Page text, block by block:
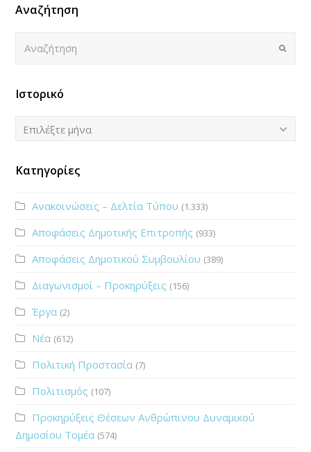
Αναζήτηση
Submit
Ιστορικό
Ιστορικό
Επιλέξτε μήνα
Κατηγορίες
Ανακοινώσεις – Δελτία Τύπου (1.333)
Αποφάσεις Δημοτικής Επιτροπής (933)
Αποφάσεις Δημοτικού Συμβουλίου (389)
Διαγωνισμοί – Προκηρύξεις (156)
Έργα (2)
Νέα (612)
Πολιτική Προστασία (7)
Πολιτισμός (107)
Προκηρύξεις Θέσεων Ανθρώπινου Δυναμικού
Δημοσίου Τομέα (574)